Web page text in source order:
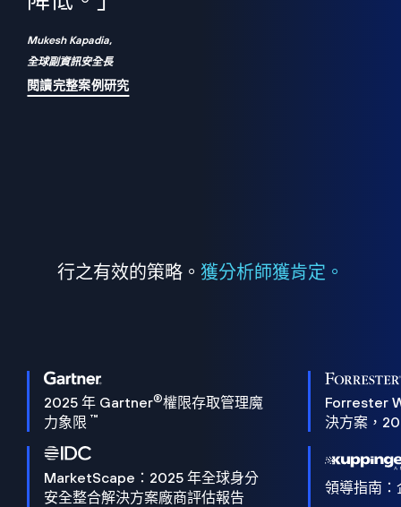
Mukesh Kapadia,
全球副資訊安全長
閱讀完整案例研究
行之有效的策略。 獲分析師獲肯定。
2025 年 Gartner®權限存取管理魔
力象限 ™
Forrester
決方案，
MarketScape：2025 年全球身分
安全整合解決方案廠商評估報告
領導指南